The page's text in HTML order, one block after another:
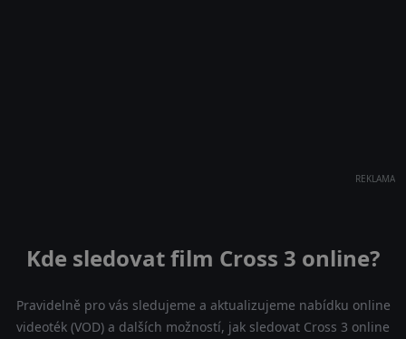
REKLAMA
Kde sledovat film Cross 3 online?
Pravidelně pro vás sledujeme a aktualizujeme nabídku online
videoték (VOD) a dalších možností, jak sledovat Cross 3 online